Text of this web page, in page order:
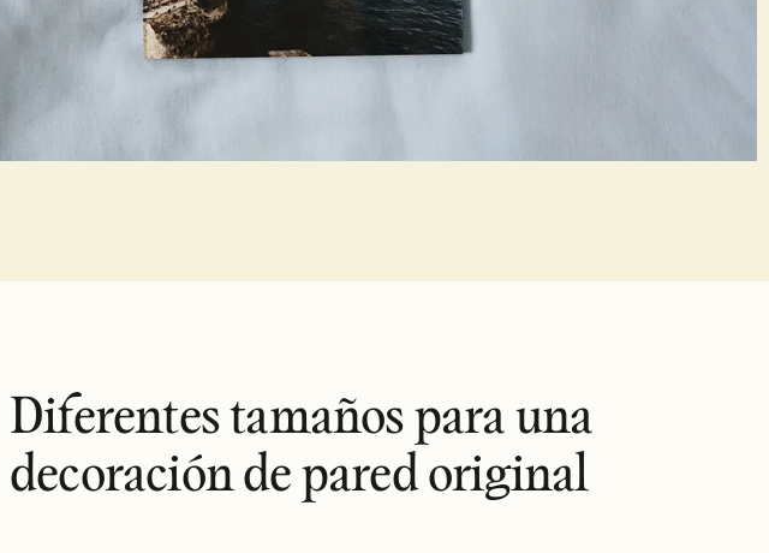
Diferentes tamaños para una
decoración de pared original